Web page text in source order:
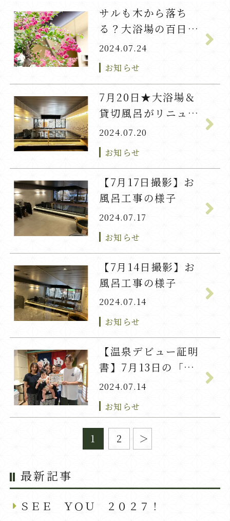
サルも木から落ち
る？大浴場の百日紅
が満開です☆
2024.07.24
お知らせ
7月20日★大浴場＆
貸切風呂がリニュー
アルオープン！
2024.07.20
お知らせ
【7月17日撮影】お
風呂工事の様子
2024.07.17
お知らせ
【7月14日撮影】お
風呂工事の様子
2024.07.14
お知らせ
【温泉デビュー証明
書】7月13日の「ひ
な」ちゃん
2024.07.14
お知らせ
1 2
最新記事
ＳＥＥ ＹＯＵ ２０２７！